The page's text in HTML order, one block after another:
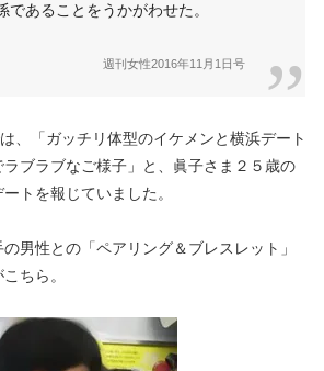
であることをうかがわせた。
週刊女性2016年11月1日号
、「ガッチリ体型のイケメンと横浜デート
ブラブなご様子」と、眞子さま２５歳の
トを報じていました。
男性との「ペアリング＆ブレスレット」
ちら。